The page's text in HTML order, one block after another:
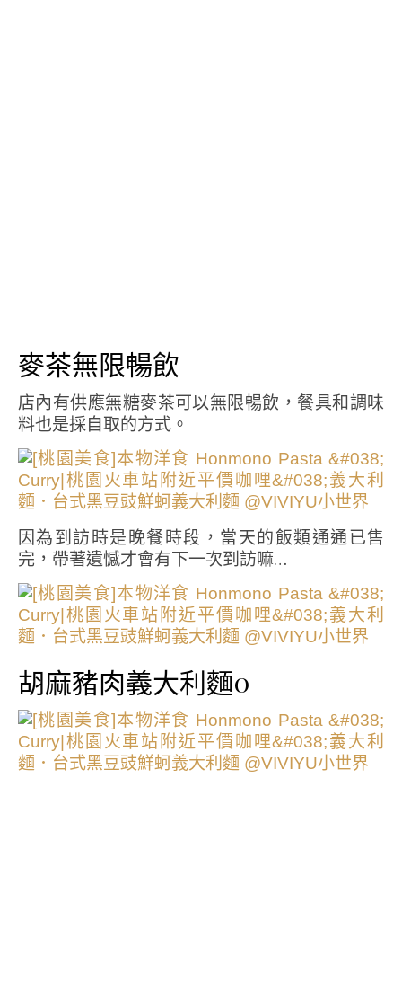
麥茶無限暢飲
店內有供應無糖麥茶可以無限暢飲，餐具和調味
料也是採自取的方式。
因為到訪時是晚餐時段，當天的飯類通通已售
完，帶著遺憾才會有下一次到訪嘛…
胡麻豬肉義大利麵0